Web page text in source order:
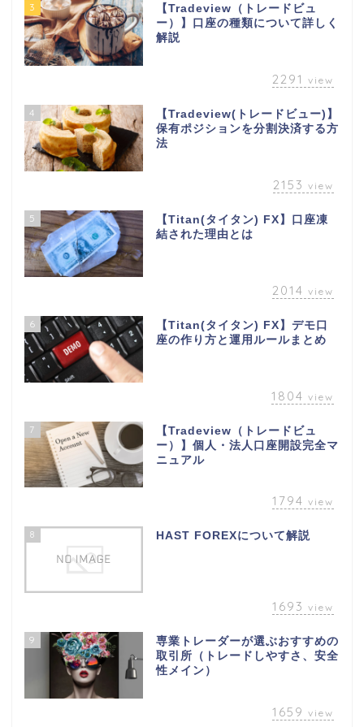
3
【Tradeview（トレードビュ
ー）】口座の種類について詳しく
解説
2291 view
4
【Tradeview(トレードビュー)】
保有ポジションを分割決済する方
法
2153 view
5
【Titan(タイタン) FX】口座凍
結された理由とは
2014 view
6
【Titan(タイタン) FX】デモ口
座の作り方と運用ルールまとめ
1804 view
7
【Tradeview（トレードビュ
ー）】個人・法人口座開設完全マ
ニュアル
1794 view
8 HAST FOREXについて解説
1693 view
9
専業トレーダーが選ぶおすすめの
取引所（トレードしやすさ、安全
性メイン）
1659 view